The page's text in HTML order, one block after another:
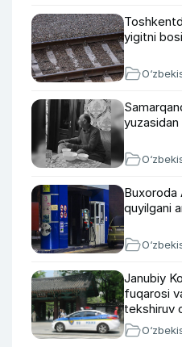
yigitni
Buxoroda
quyilgani
Janubiy
fuqarosi
tekshiruv